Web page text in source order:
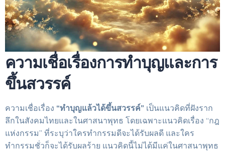
ความเชื่อเรื่องการทำบุญและการ
ขึ้นสวรรค์
ความเชื่อเรื่อง “ทำบุญแล้วได้ขึ้นสวรรค์” เป็นแนวคิดที่ฝังราก
ลึกในสังคมไทยและในศาสนาพุทธ โดยเฉพาะแนวคิดเรื่อง “กฎ
แห่งกรรม” ที่ระบุว่าใครทำกรรมดีจะได้รับผลดี และใคร
ทำกรรมชั่วก็จะได้รับผลร้าย แนวคิดนี้ไม่ได้มีแค่ในศาสนาพุทธ